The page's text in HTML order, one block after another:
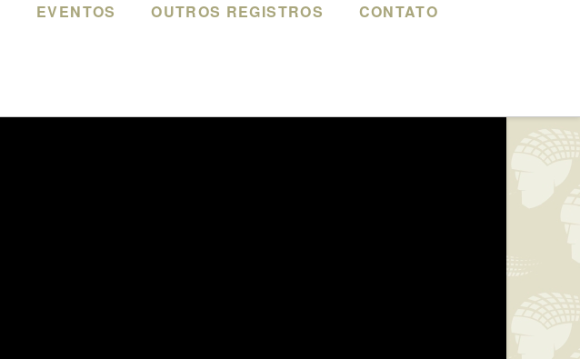
EVENTOS OUTROS REGISTROS CONTATO